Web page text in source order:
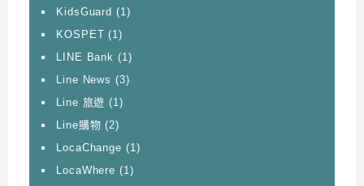
KidsGuard (1)
KOSPET (1)
LINE Bank (1)
Line News (3)
Line 旅遊 (1)
Line購物 (2)
LocaChange (1)
LocaWhere (1)